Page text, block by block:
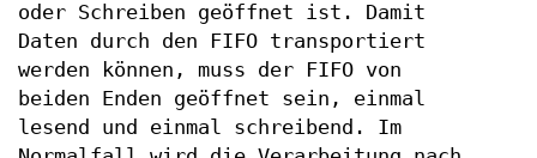
oder Schreiben geöffnet ist. Damit
Daten durch den FIFO transportiert
werden können, muss der FIFO von
beiden Enden geöffnet sein, einmal
lesend und einmal schreibend. Im